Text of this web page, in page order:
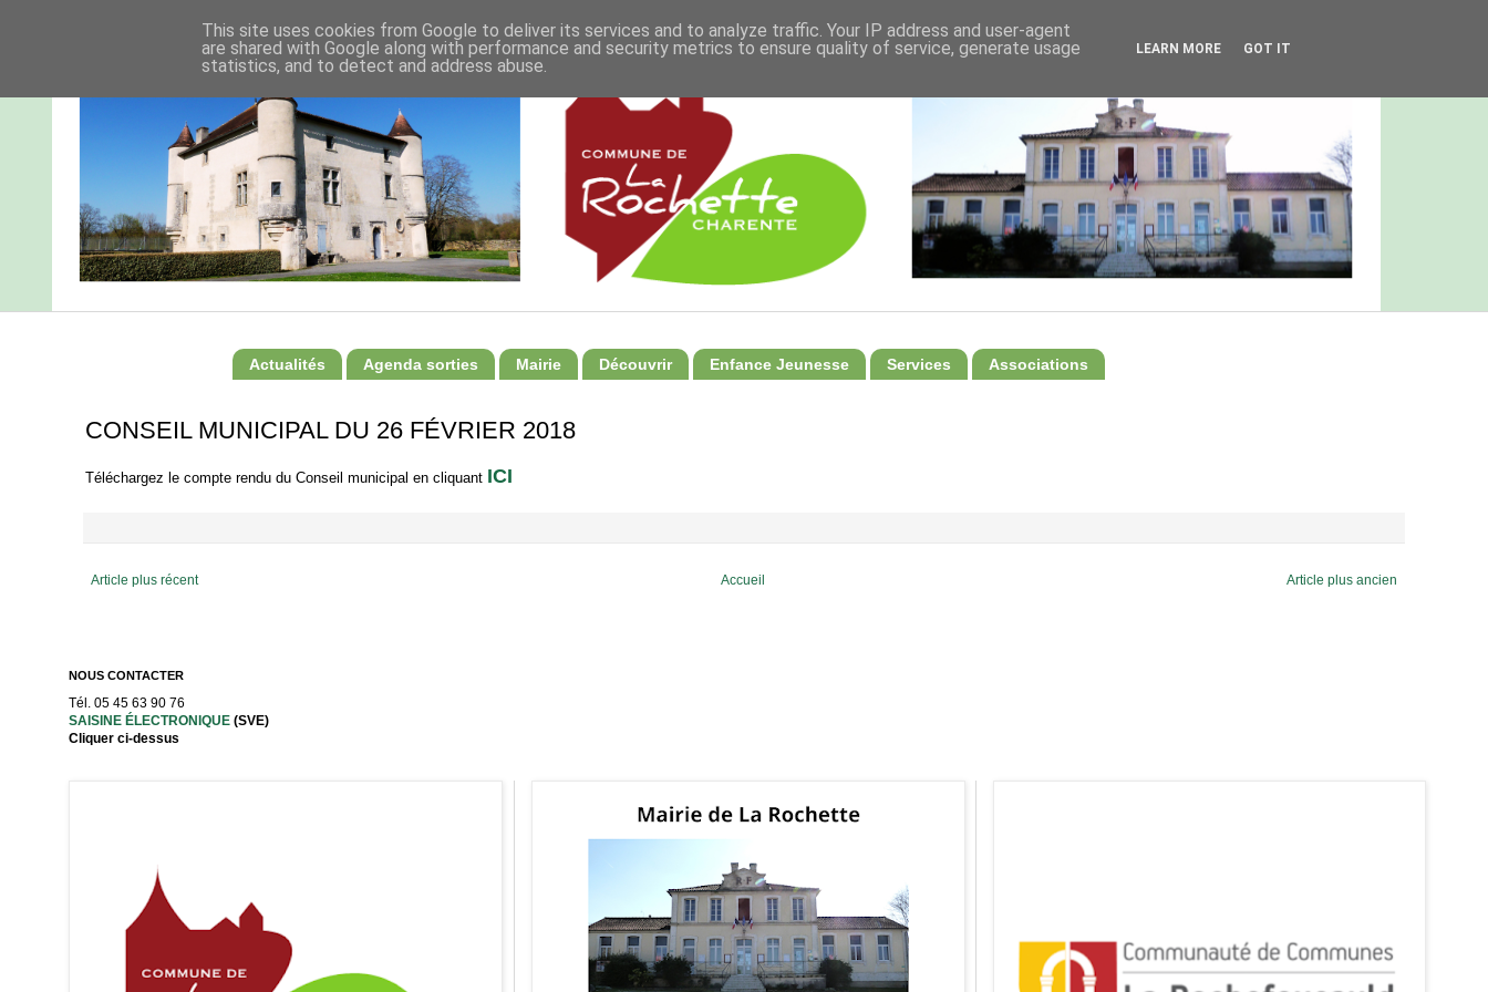
Actualités Agenda sorties Mairie Découvrir Enfance Jeunesse Services Associations
CONSEIL MUNICIPAL DU 26 FÉVRIER 2018
Téléchargez le compte rendu du Conseil municipal en cliquant ICI
Article plus récent Article plus ancien
Accueil
NOUS CONTACTER
Tél. 05 45 63 90 76
SAISINE ÉLECTRONIQUE (SVE)
Cliquer ci-dessus
This site uses cookies from Google to deliver its services and to analyze traffic. Your IP address and user-agent
are shared with Google along with performance and security metrics to ensure quality of service, generate usage
statistics, and to detect and address abuse.
LEARN MORE GOT IT